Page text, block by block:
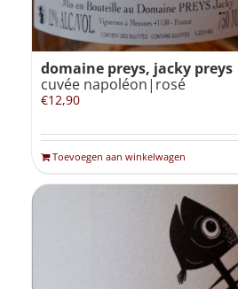
domaine preys, jacky preys
cuvée napoléon|rosé
€12,90
Toevoegen aan winkelwagen